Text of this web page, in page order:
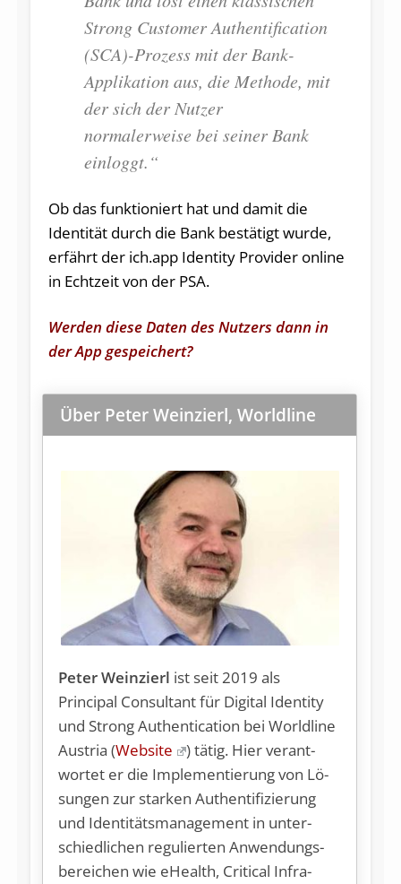
Strong Customer Authentification
(SCA)-Prozess mit der Bank-
Applikation aus, die Methode, mit
der sich der Nutzer
normalerweise bei seiner Bank
einloggt.“
Ob das funktioniert hat und damit die
Identität durch die Bank bestätigt wurde,
erfährt der ich.app Identity Provider online
in Echtzeit von der PSA.
Werden diese Daten des Nutzers dann in
der App gespeichert?
Über Peter Weinzierl, Worldline
Peter Weinzierl ist seit 2019 als
Principal Consultant für Digital Identity
und Strong Authentication bei Worldline
Austria (Website
) tätig. Hier ver­ant­
wor­tet er die Im­ple­men­tie­rung von Lö­
sun­gen zur star­ken Au­then­ti­fi­zie­rung
und Iden­ti­täts­ma­nage­ment in un­ter­
schied­li­chen re­gu­lier­ten An­wen­dungs­
be­rei­chen wie eHe­alth, Cri­ti­cal In­fra­